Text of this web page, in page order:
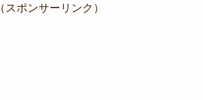
（スポンサーリンク）